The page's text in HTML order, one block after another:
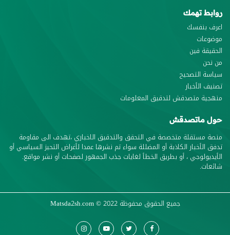
روابط تهمك
اعرف بنفسك
موضوعات
الحقيقة فين
من نحن
سياسة التصحيح
تصنيف الأخبار
منهجية متصدقش لتدقيق المعلومات
حول ماتصدقش
منصة مستقلة متخصصة في التحقق والتدقيق الاخباري ،تهدف الى مقاومة
تدفق الأخبار الكاذبة أو المضللة سواء تم نشرها عمدا لأغراض التحيز السياسي أو
الأيديولوجي ، أو بطريق الخطأ لغايات جذب الجمهور لصفحات أو نشر مواقع.
شائعات.
جميع الحقوق محفوظة Matsda2sh.com© 2022